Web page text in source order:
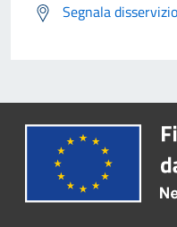
Segnala disservizio